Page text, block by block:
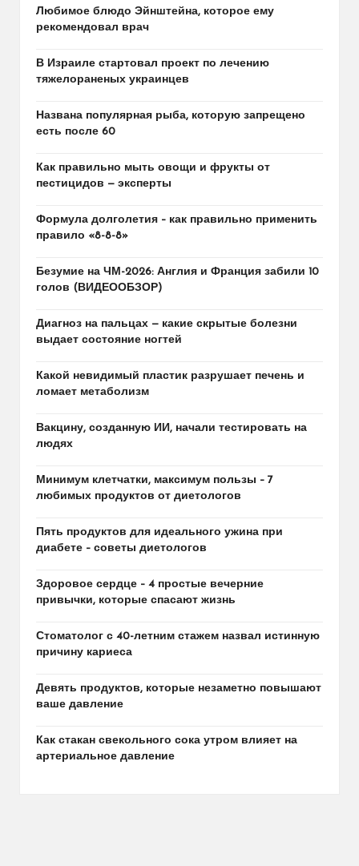
Любимое блюдо Эйнштейна, которое ему
рекомендовал врач
В Израиле стартовал проект по лечению
тяжелораненых украинцев
Названа популярная рыба, которую запрещено
есть после 60
Как правильно мыть овощи и фрукты от
пестицидов — эксперты
Формула долголетия – как правильно применить
правило «8-8-8»
Безумие на ЧМ-2026: Англия и Франция забили 10
голов (ВИДЕООБЗОР)
Диагноз на пальцах — какие скрытые болезни
выдает состояние ногтей
Какой невидимый пластик разрушает печень и
ломает метаболизм
Вакцину, созданную ИИ, начали тестировать на
людях
Минимум клетчатки, максимум пользы – 7
любимых продуктов от диетологов
Пять продуктов для идеального ужина при
диабете – советы диетологов
Здоровое сердце – 4 простые вечерние
привычки, которые спасают жизнь
Стоматолог с 40-летним стажем назвал истинную
причину кариеса
Девять продуктов, которые незаметно повышают
ваше давление
Как стакан свекольного сока утром влияет на
артериальное давление